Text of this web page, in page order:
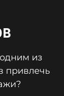
из
привлечь